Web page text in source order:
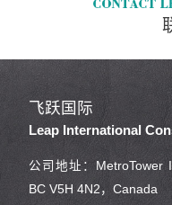
飞跃国际
Leap International
公司地址：MetroTower
BC V5H 4N2，Canada